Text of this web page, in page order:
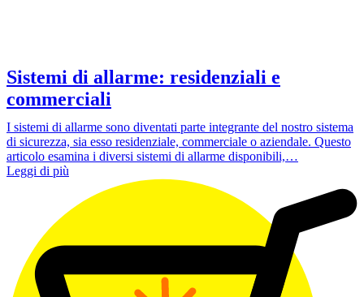
Sistemi di allarme: residenziali e
commerciali
I sistemi di allarme sono diventati parte integrante del nostro sistema
di sicurezza, sia esso residenziale, commerciale o aziendale. Questo
articolo esamina i diversi sistemi di allarme disponibili,…
Leggi di più